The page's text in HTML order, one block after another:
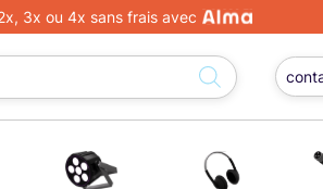
3x ou 4x sans frais avec